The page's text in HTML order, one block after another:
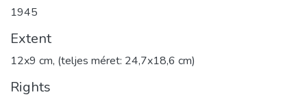
1945
Extent
12x9 cm, (teljes méret: 24,7x18,6 cm)
Rights